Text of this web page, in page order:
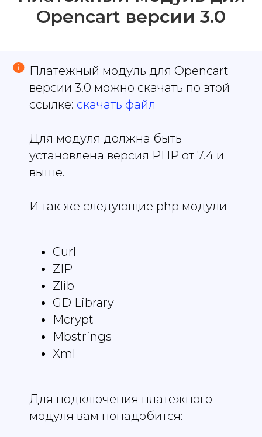
Opencart версии 3.0
Платежный модуль для Opencart
версии 3.0 можно скачать по этой
ссылке: скачать файл
Для модуля должна быть
установлена версия PHP от 7.4 и
выше.
И так же следующие php модули
Curl
ZIP
Zlib
GD Library
Mcrypt
Mbstrings
Xml
Для подключения платежного
модуля вам понадобится: